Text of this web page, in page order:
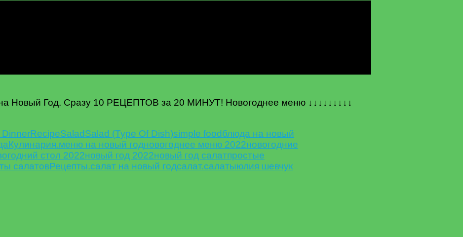
Год. Сразу 10 РЕЦЕПТОВ за 20 МИНУТ! Новогоднее меню ↓↓↓↓↓↓↓↓↓
DinnerRecipeSaladSalad (Type Of Dish)simple foodблюда на новый
Кулинария.меню на новый годновогоднее меню 2022новогодние
стол 2022новый год 2022новый год салатпростые
салатовРецепты.салат на новый годсалат.салатыюлия шевчук